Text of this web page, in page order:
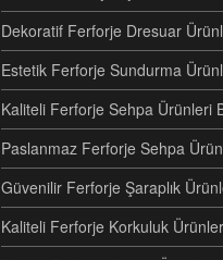
Dekoratif Ferforje Dresuar
Estetik Ferforje Sundurma
Kaliteli Ferforje Sehpa Ürünleri
Paslanmaz Ferforje Sehpa
Güvenilir Ferforje Şaraplık
Kaliteli Ferforje Korkuluk